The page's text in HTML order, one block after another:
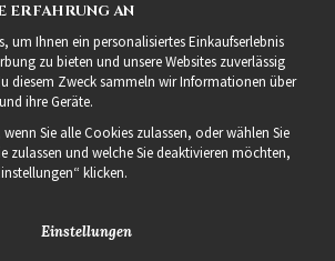
Angebote und spannende
neue Produkte!
ERFAHRUNG AN
um Ihnen ein personalisiertes Einkaufserlebnis
zu bieten und unsere Websites zuverlässig
diesem Zweck sammeln wir Informationen über
ihre Geräte.
wenn Sie alle Cookies zulassen, oder wählen Sie
zulassen und welche Sie deaktivieren möchten,
klicken.
Einstellungen